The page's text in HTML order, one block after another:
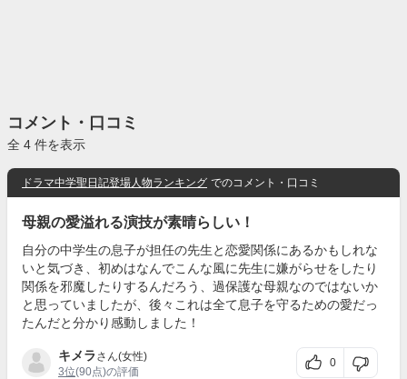
コメント・口コミ
全 4 件を表示
ドラマ中学聖日記登場人物ランキング でのコメント・口コミ
母親の愛溢れる演技が素晴らしい！
自分の中学生の息子が担任の先生と恋愛関係にあるかもしれな
いと気づき、初めはなんでこんな風に先生に嫌がらせをしたり
関係を邪魔したりするんだろう、過保護な母親なのではないか
と思っていましたが、後々これは全て息子を守るための愛だっ
たんだと分かり感動しました！
キメラ さん(女性)
3位(90点)の評価
0